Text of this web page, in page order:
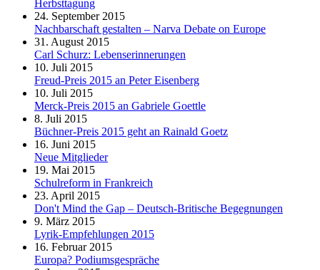
Herbsttagung
24. September 2015
Nachbarschaft gestalten – Narva Debate on Europe
31. August 2015
Carl Schurz: Lebenserinnerungen
10. Juli 2015
Freud-Preis 2015 an Peter Eisenberg
10. Juli 2015
Merck-Preis 2015 an Gabriele Goettle
8. Juli 2015
Büchner-Preis 2015 geht an Rainald Goetz
16. Juni 2015
Neue Mitglieder
19. Mai 2015
Schulreform in Frankreich
23. April 2015
Don't Mind the Gap – Deutsch-Britische Begegnungen
9. März 2015
Lyrik-Empfehlungen 2015
16. Februar 2015
Europa? Podiumsgespräche